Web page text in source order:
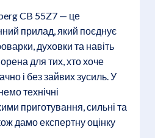
CB 55Z7 — це
прилад, який поєднує
духовки та навіть
для тих, хто хоче
і без зайвих зусиль. У
технічні
приготування, сильні та
дамо експертну оцінку